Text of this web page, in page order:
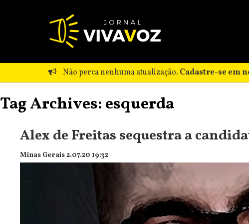
Não perca nenhuma atualização. Cadastre-se em
Tag Archives: esquerda
Alex de Freitas sequestra a
Minas Gerais 2.07.20 19:32